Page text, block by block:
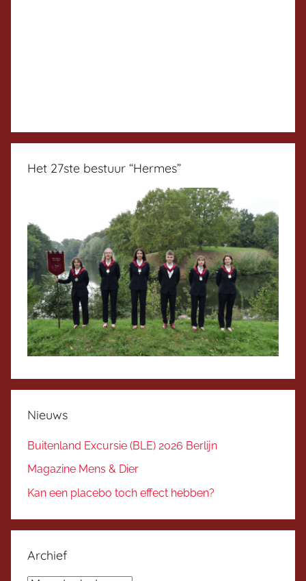
Het 27ste bestuur “Hermes”
Nieuws
Buitenland Excursie (BLE) 2026 Berlijn
Magazine Mens & Dier
Kan een placebo toch effect hebben?
Archief